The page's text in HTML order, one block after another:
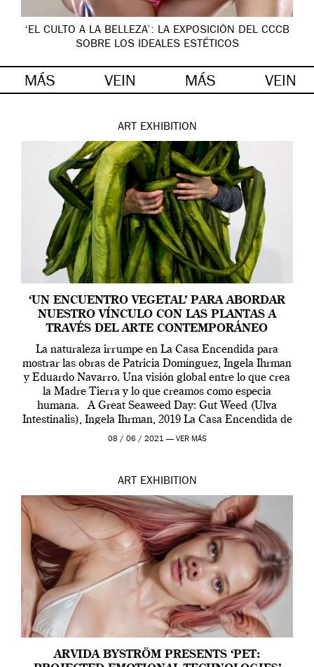
‘EL CULTO A LA BELLEZA’: LA EXPOSICIÓN DEL CCCB
SOBRE LOS IDEALES ESTÉTICOS
MÁS VEIN MÁS VEIN
ART EXHIBITION
‘UN ENCUENTRO VEGETAL’ PARA ABORDAR
NUESTRO VÍNCULO CON LAS PLANTAS A
TRAVÉS DEL ARTE CONTEMPORÁNEO
La naturaleza irrumpe en La Casa Encendida para
mostrar las obras de Patricia Domínguez, Ingela Ihrman
y Eduardo Navarro. Una visión global entre lo que crea
la Madre Tierra y lo que creamos como especia
humana. A Great Seaweed Day: Gut Weed (Ulva
Intestinalis), Ingela Ihrman, 2019 La Casa Encendida de
Madrid y la Wellcome […]
08 / 06 / 2021 — VER MÁS
ART EXHIBITION
ARVIDA BYSTRÖM PRESENTS ‘PET: